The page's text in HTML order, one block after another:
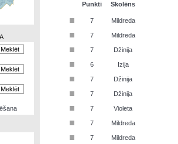
Punkti Skolēns
■ 7 Mildreda
■ 7 Mildreda
■ 7 Džinija
■ 6 Izija
■ 7 Džinija
■ 7 Džinija
■ 7 Violeta
■ 7 Mildreda
■ 7 Mildreda